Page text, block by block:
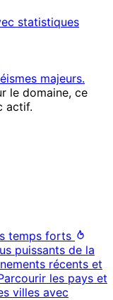
statistiques
majeurs.
le domaine, ce
actif.
temps forts
puissants de la
récents et
les pays et
villes avec